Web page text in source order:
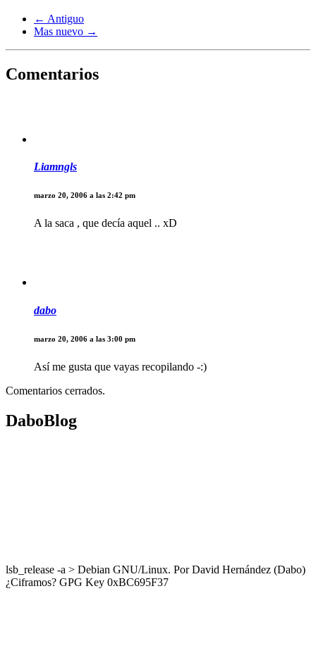
← Antiguo
Mas nuevo →
Comentarios
Liamngls
marzo 20, 2006 a las 2:42 pm
A la saca , que decía aquel .. xD
dabo
marzo 20, 2006 a las 3:00 pm
Así me gusta que vayas recopilando -:)
Comentarios cerrados.
DaboBlog
lsb_release -a > Debian GNU/Linux. Por David Hernández (Dabo)
¿Ciframos? GPG Key 0xBC695F37